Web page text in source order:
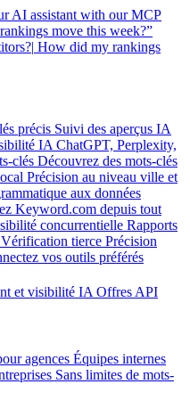
AI assistant with our MCP
move this week?”
How did my rankings
précis Suivi des aperçus IA
IA ChatGPT, Perplexity,
clés Découvrez des mots-clés
Précision au niveau ville et
aux données
Keyword.com depuis tout
concurrentielle Rapports
Vérification tierce Précision
vos outils préférés
et visibilité IA Offres API
agences Équipes internes
Sans limites de mots-